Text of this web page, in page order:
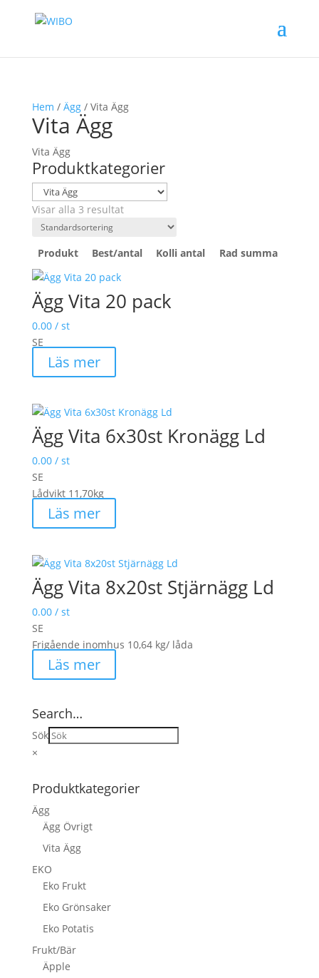
Hem / Ägg/ Vita Ägg
Vita Ägg
Vita Ägg
Produktkategorier
Visar alla 3 resultat
Produkt Best/antal Kolli antal Rad summa
Ägg Vita 20 pack
0.00/ st
SE
Läs mer
Ägg Vita 6x30st Kronägg Ld
0.00/ st
SE
Lådvikt 11,70kg
Läs mer
Ägg Vita 8x20st Stjärnägg Ld
0.00/ st
SE
Frigående inomhus 10,64 kg/ låda
Läs mer
Search…
Sök
×
Produktkategorier
Ägg
Ägg Övrigt
Vita Ägg
EKO
Eko Frukt
Eko Grönsaker
Eko Potatis
Frukt/Bär
Äpple